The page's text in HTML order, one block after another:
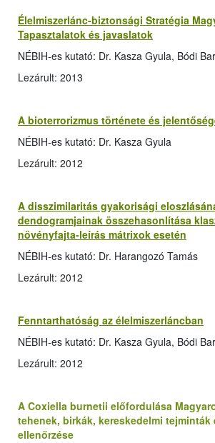
Élelmiszerlánc-biztonsági Stratégia
Tapasztalatok és javaslatok
NÉBIH-es kutató: Dr. Kasza Gyula, Bódi
Lezárult: 2013
A bioterrorizmus története és
NÉBIH-es kutató: Dr. Kasza Gyula
Lezárult: 2012
A disszimilaritás gyakorisági
dendogramjainak összehasonlítása
növényfajta-leírás mátrixok esetén
NÉBIH-es kutató: Dr. Harangozó Tamás
Lezárult: 2012
Fenntarthatóság az élelmiszerláncban
NÉBIH-es kutató: Dr. Kasza Gyula, Bódi
Lezárult: 2012
A Coxiella burnetii előfordulása
tehenek, birkák, kereskedelmi
ellenőrzése